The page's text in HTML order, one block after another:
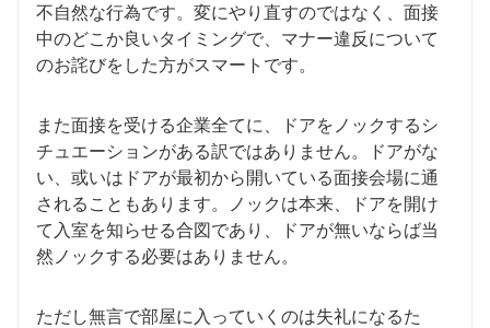
不自然な行為です。変にやり直すのではなく、面接
中のどこか良いタイミングで、マナー違反について
のお詫びをした方がスマートです。
また面接を受ける企業全てに、ドアをノックするシ
チュエーションがある訳ではありません。ドアがな
い、或いはドアが最初から開いている面接会場に通
されることもあります。ノックは本来、ドアを開け
て入室を知らせる合図であり、ドアが無いならば当
然ノックする必要はありません。
ただし無言で部屋に入っていくのは失礼になるた